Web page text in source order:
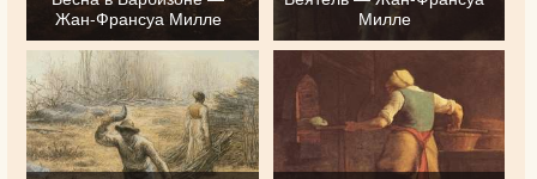
Жан-Франсуа Милле
Милле